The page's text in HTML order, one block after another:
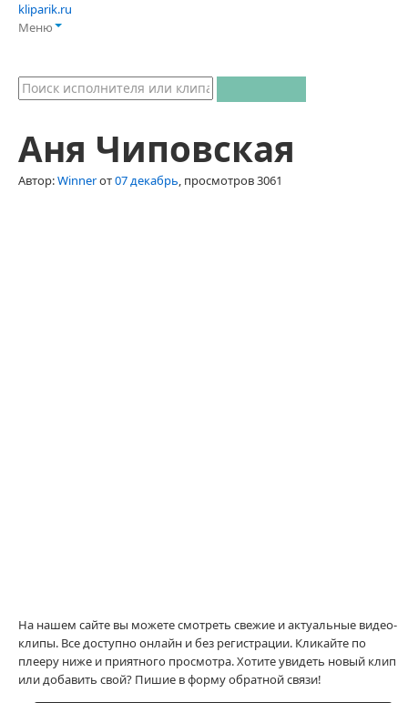
kliparik.ru
Меню
Аня Чиповская
Автор:Winnerот07 декабрь, просмотров 3061
На нашем сайте вы можете смотреть свежие и актуальные видео-
клипы. Все доступно онлайн и без регистрации. Кликайте по
плееру ниже и приятного просмотра. Хотите увидеть новый клип
или добавить свой? Пишие в форму обратной связи!